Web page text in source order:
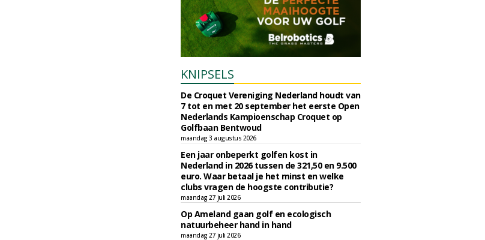
KNIPSELS
De Croquet Vereniging Nederland houdt van
7 tot en met 20 september het eerste Open
Nederlands Kampioenschap Croquet op
Golfbaan Bentwoud
maandag 3 augustus 2026
Een jaar onbeperkt golfen kost in
Nederland in 2026 tussen de 321,50 en 9.500
euro. Waar betaal je het minst en welke
clubs vragen de hoogste contributie?
maandag 27 juli 2026
Op Ameland gaan golf en ecologisch
natuurbeheer hand in hand
maandag 27 juli 2026